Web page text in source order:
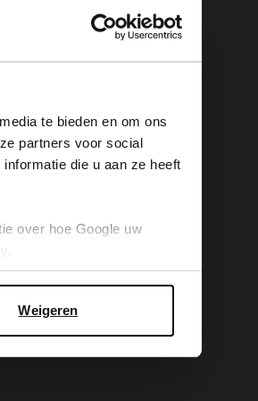
te bieden en om ons
partners voor social
die u aan ze heeft
over hoe Google uw
Weigeren